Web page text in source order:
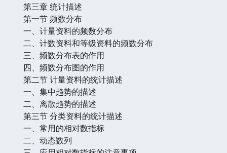
第三章 统计描述
第一节 频数分布
一、计量资料的频数分布
二、计数资料和等级资料的频数分布
三、频数分布表的作用
四、频数分布图的作用
第二节 计量资料的统计描述
一、集中趋势的描述
二、离散趋势的描述
第三节 分类资料的统计描述
一、常用的相对数指标
二、动态数列